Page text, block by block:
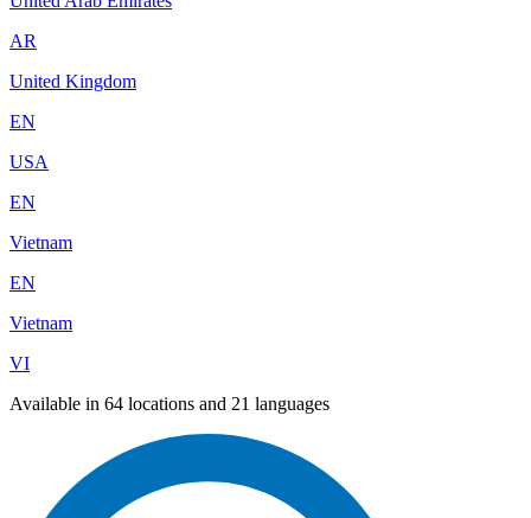
AR
United Kingdom
EN
USA
EN
Vietnam
EN
Vietnam
VI
Available in 64 locations and 21 languages